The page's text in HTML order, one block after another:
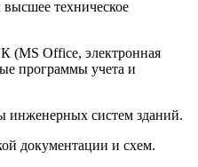
техническое
(MS Office, электронная
программы учета и
инженерных систем зданий.
документации и схем.